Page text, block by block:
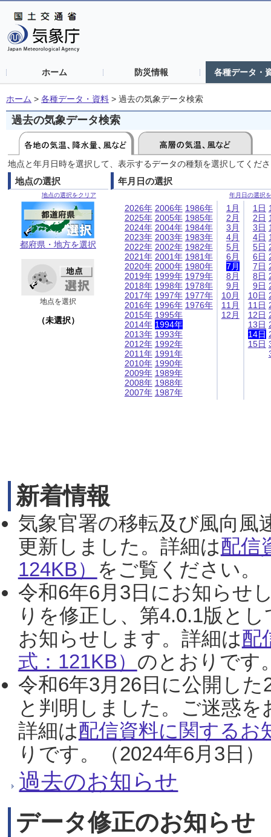
ホーム 防災情報 各種データ・
ホーム > 各種データ・資料 > 過去の気象データ検索
過去の気象データ検索
地点と年月日時を選択して、表示するデータの種類を選択してくだ
地点の選択
地点の選択をクリア
都府県・地方を選択
地点を選択
（未選択）
年月日の選択
年月日の選択
2026年
2025年
2024年
2023年
2022年
2021年
2020年
2019年
2018年
2017年
2016年
2015年
2014年
2013年
2012年
2011年
2010年
2009年
2008年
2007年
2006年
2005年
2004年
2003年
2002年
2001年
2000年
1999年
1998年
1997年
1996年
1995年
1994年
1993年
1992年
1991年
1990年
1989年
1988年
1987年
1986年
1985年
1984年
1983年
1982年
1981年
1980年
1979年
1978年
1977年
1976年
1月
2月
3月
4月
5月
6月
7月
8月
9月
10月
11月
12月
1日
2日
3日
4日
5日
6日
7日
8日
9日
10日
11日
12日
13日
14日
15日
新着情報
気象官署の移転及び風向風
更新しました。詳細は配信
124KB） をご覧ください。
令和6年6月3日にお知らせ
りを修正し、第4.0.1版と
お知らせします。詳細は配
式：121KB） のとおりです
令和6年3月26日に公開し
と判明しました。ご迷惑
詳細は配信資料に関するお
りです。（2024年6月3日）
過去のお知らせ
データ修正のお知らせ